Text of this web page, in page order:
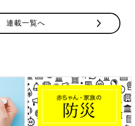
連載一覧へ